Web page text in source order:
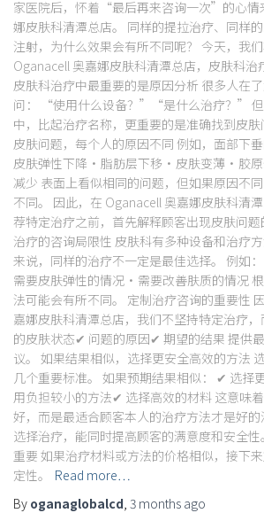
家医院后，怀着“最后再来咨询一次”的心情
娜皮肤科清潭总店。 同样的提拉治疗、同样
注射，为什么效果会有所不同呢？ 今天，我
Oganacell 奥嘉娜皮肤科清潭总店，皮肤科治
皮肤科治疗中最重要的是原因分析 很多人在
问： “使用什么设备？”“是什么治疗？” 但
中，比起治疗名称，更重要的是准确找到皮
皮肤问题，每个人的原因不同 例如，面部下
皮肤弹性下降・脂肪层下移・皮肤变薄・胶
减少 表面上看似相同的问题，但如果原因不
不同。 因此，在 Oganacell 奥嘉娜皮肤科清
荐特定治疗之前，首先解释顾客出现皮肤问
治疗的咨询局限性 皮肤科有多种设备和治疗
来说，同样的治疗不一定是最佳选择。 例如
需要皮肤弹性的情况・需要改善肤质的情况
法可能会有所不同。 定制治疗咨询的重要性
嘉娜皮肤科清潭总店，我们不坚持特定治疗
的皮肤状态✔ 问题的原因✔ 期望的结果 提供
议。 如果结果相似，选择更安全高效的方法
几个重要标准。 如果预期结果相似： ✔ 选择
用负担较小的方法✔ 选择高效的材料 这意味
好，而是最适合顾客本人的治疗方法才是好
选择治疗，能同时提高顾客的满意度和安全
重要 如果治疗材料或方法的价格相似，接下
定性。
Read more…
By oganaglobalcd 3 months ago